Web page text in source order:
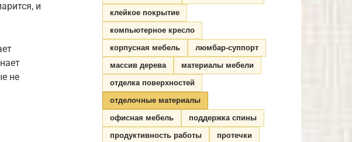
и
не
клейкое покрытие
компьютерное кресло
корпусная мебель
люмбар-суппорт
массив дерева
материалы мебели
отделка поверхностей
отделочные материалы
офисная мебель
поддержка спины
продуктивность работы
протечки